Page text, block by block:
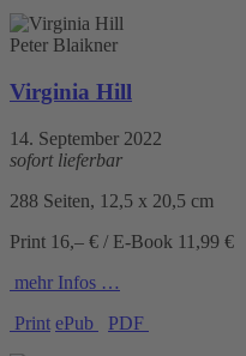
Peter Blaikner
Virginia Hill
14. September 2022
sofort lieferbar
288 Seiten, 12,5 x 20,5 cm
Print 16,– € / E-Book 11,99 €
mehr Infos …
Print ePub PDF